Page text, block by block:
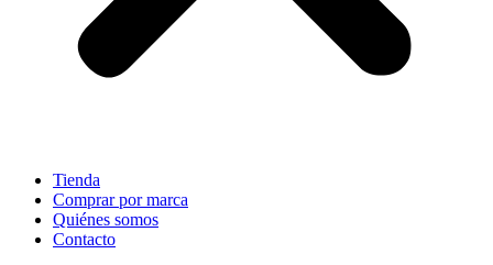
Tienda
Comprar por marca
Quiénes somos
Contacto